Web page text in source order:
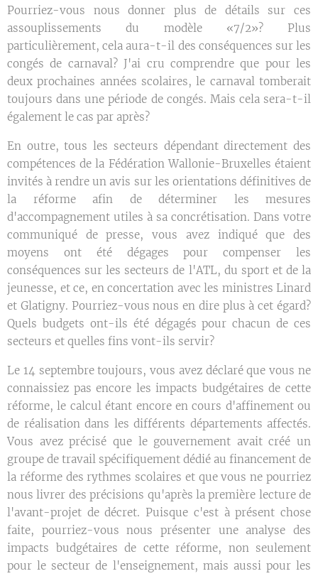
Pourriez-vous nous donner plus de détails sur ces
assouplissements du modèle «7/2»? Plus
particulièrement, cela aura-t-il des conséquences sur les
congés de carnaval? J'ai cru comprendre que pour les
deux prochaines années scolaires, le carnaval tomberait
toujours dans une période de congés. Mais cela sera-t-il
également le cas par après?
En outre, tous les secteurs dépendant directement des
compétences de la Fédération Wallonie-Bruxelles étaient
invités à rendre un avis sur les orientations définitives de
la réforme afin de déterminer les mesures
d'accompagnement utiles à sa concrétisation. Dans votre
communiqué de presse, vous avez indiqué que des
moyens ont été dégages pour compenser les
conséquences sur les secteurs de l'ATL, du sport et de la
jeunesse, et ce, en concertation avec les ministres Linard
et Glatigny. Pourriez-vous nous en dire plus à cet égard?
Quels budgets ont-ils été dégagés pour chacun de ces
secteurs et quelles fins vont-ils servir?
Le 14 septembre toujours, vous avez déclaré que vous ne
connaissiez pas encore les impacts budgétaires de cette
réforme, le calcul étant encore en cours d'affinement ou
de réalisation dans les différents départements affectés.
Vous avez précisé que le gouvernement avait créé un
groupe de travail spécifiquement dédié au financement de
la réforme des rythmes scolaires et que vous ne pourriez
nous livrer des précisions qu'après la première lecture de
l'avant-projet de décret. Puisque c'est à présent chose
faite, pourriez-vous nous présenter une analyse des
impacts budgétaires de cette réforme, non seulement
pour le secteur de l'enseignement, mais aussi pour les